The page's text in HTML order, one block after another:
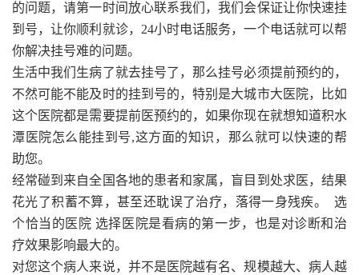
的问题，请第一时间放心联系我们，我们会保证让你快速挂
到号，让你顺利就诊，24小时电话服务，一个电话就可以帮
你解决挂号难的问题。
生活中我们生病了就去挂号了，那么挂号必须提前预约的，
不然可能不能及时的挂到号的，特别是大城市大医院，比如
这个医院都是需要提前医预约的，如果你现在就想知道积水
潭医院怎么能挂到号,这方面的知识，那么就可以快速的帮
助您。
经常碰到来自全国各地的患者和家属，盲目到处求医，结果
花光了积蓄不算，甚至还耽误了治疗，落得一身残疾。 选
个恰当的医院 选择医院是看病的第一步，也是对诊断和治
疗效果影响最大的。
对您这个病人来说，并不是医院越有名、规模越大、病人越